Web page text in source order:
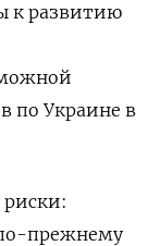
к развитию
по Украине в
прежнему